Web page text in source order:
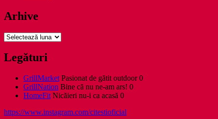
Arhive
Arhive
Legături
GrillMarket Pasionat de gătit outdoor 0
GrillNation Bine că nu ne-am ars! 0
HomeFit Nicăieri nu-i ca acasă 0
https://www.instagram.com/citestioficial